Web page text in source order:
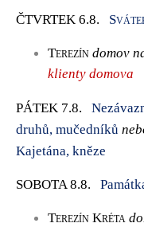
ČTVRTEK 6.8.
Terezín domov
klienty domova
PÁTEK 7.8.
druhů, mučedníků
Kajetána, kněze
SOBOTA 8.8.
Terezín Kréta